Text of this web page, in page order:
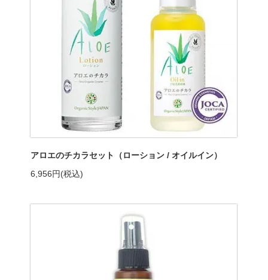
アロエのチカラセット（ローション / オイルイン）
6,956円(税込)